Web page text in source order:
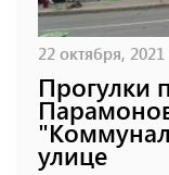
22 октября,
Прогулки
улице